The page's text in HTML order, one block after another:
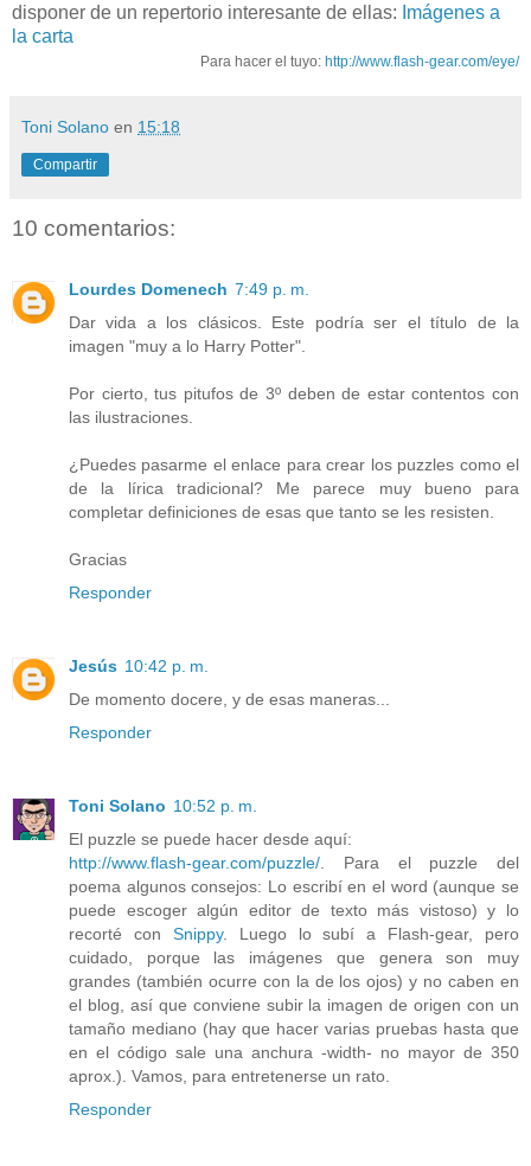
disponer de un repertorio interesante de ellas: Imágenes a
la carta
Para hacer el tuyo: http://www.flash-gear.com/eye/
Toni Solano en 15:18
Compartir
10 comentarios:
Lourdes Domenech 7:49 p. m.
Dar vida a los clásicos. Este podría ser el título de la
imagen "muy a lo Harry Potter".
Por cierto, tus pitufos de 3º deben de estar contentos con
las ilustraciones.
¿Puedes pasarme el enlace para crear los puzzles como el
de la lírica tradicional? Me parece muy bueno para
completar definiciones de esas que tanto se les resisten.
Gracias
Responder
Jesús 10:42 p. m.
De momento docere, y de esas maneras...
Responder
Toni Solano 10:52 p. m.
El puzzle se puede hacer desde aquí:
http://www.flash-gear.com/puzzle/ . Para el puzzle del
poema algunos consejos: Lo escribí en el word (aunque se
puede escoger algún editor de texto más vistoso) y lo
recorté con Snippy. Luego lo subí a Flash-gear, pero
cuidado, porque las imágenes que genera son muy
grandes (también ocurre con la de los ojos) y no caben en
el blog, así que conviene subir la imagen de origen con un
tamaño mediano (hay que hacer varias pruebas hasta que
en el código sale una anchura -width- no mayor de 350
aprox.). Vamos, para entretenerse un rato.
Responder